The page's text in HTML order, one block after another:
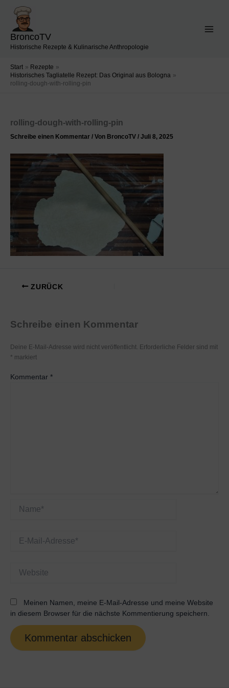
Inhalt
springen
BroncoTV
Historische Rezepte & Kulinarische Anthropologie
Start
Rezepte
Historisches Tagliatelle Rezept: Das Original aus Bologna
rolling-dough-with-rolling-pin
rolling-dough-with-rolling-pin
Schreibe einen Kommentar / Von BroncoTV / Juli 8, 2025
ZURÜCK
Schreibe einen Kommentar
Deine E-Mail-Adresse wird nicht veröffentlicht. Erforderliche Felder sind mit
* markiert
Kommentar *
Name*
Mail-
Website
Meinen Namen, meine E-Mail-Adresse und meine Website
in diesem Browser für die nächste Kommentierung speichern.